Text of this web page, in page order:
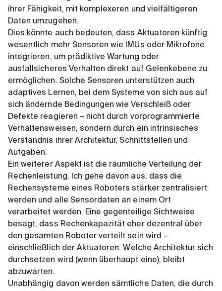
ihrer Fähigkeit, mit komplexeren und vielfältigeren
Daten umzugehen.
Dies könnte auch bedeuten, dass Aktuatoren künftig
wesentlich mehr Sensoren wie IMUs oder Mikrofone
integrieren, um prädiktive Wartung oder
ausfallsicheres Verhalten direkt auf Gelenkebene zu
ermöglichen. Solche Sensoren unterstützen auch
adaptives Lernen, bei dem Systeme von sich aus auf
sich ändernde Bedingungen wie Verschleiß oder
Defekte reagieren – nicht durch vorprogrammierte
Verhaltensweisen, sondern durch ein intrinsisches
Verständnis ihrer Architektur, Schnittstellen und
Aufgaben.
Ein weiterer Aspekt ist die räumliche Verteilung der
Rechenleistung. Ich gehe davon aus, dass die
Rechensysteme eines Roboters stärker zentralisiert
werden und alle Sensordaten an einem Ort
verarbeitet werden. Eine gegenteilige Sichtweise
besagt, dass Rechenkapazität eher dezentral über
den gesamten Roboter verteilt sein wird –
einschließlich der Aktuatoren. Welche Architektur sich
durchsetzen wird (wenn überhaupt eine), bleibt
abzuwarten.
Unabhängig davon werden sämtliche Daten, die durch